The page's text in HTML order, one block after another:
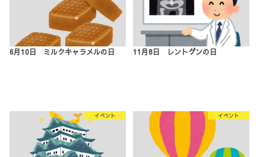
6月10日 ミルクキャラメルの日 11月8日 レントゲンの日
イベント イベント